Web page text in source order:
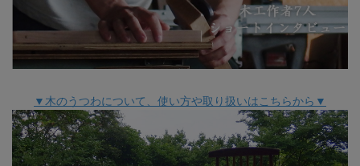
▼木のうつわについて、使い方や取り扱いはこちらから▼